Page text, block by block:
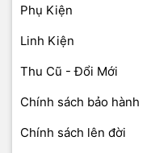
Phụ Kiện
Linh Kiện
Thu Cũ - Đổi Mới
Chính sách bảo hành
Chính sách lên đời